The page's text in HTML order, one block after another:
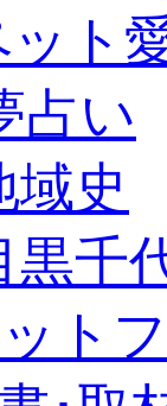
ット
占い
域史
黒千
ット